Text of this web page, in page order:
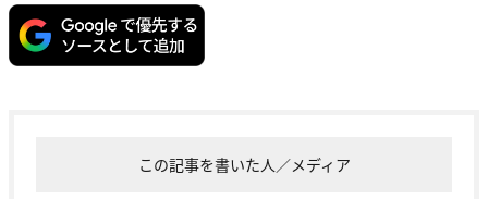
この記事を書いた人／メディア